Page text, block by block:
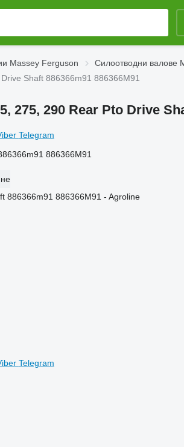
Massey Ferguson
Силоотводни валове
Shaft 886366m91 886366M91
275, 290 Rear Pto Drive
Telegram
886366M91
Telegram